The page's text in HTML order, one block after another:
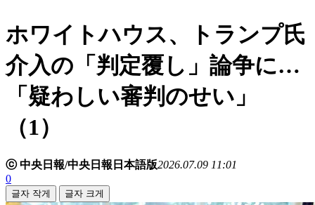
ホワイトハウス、トランプ氏
介入の「判定覆し」論争に…
「疑わしい審判のせい」
（1）
ⓒ 中央日報/中央日報日本語版2026.07.09 11:01
0
글자 작게 글자 크게